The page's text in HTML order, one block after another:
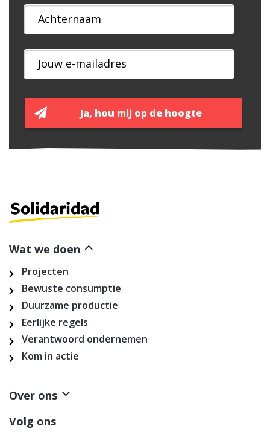
Wat we doen
Projecten
Bewuste consumptie
Duurzame productie
Eerlijke regels
Verantwoord ondernemen
Kom in actie
Over ons
Volg ons